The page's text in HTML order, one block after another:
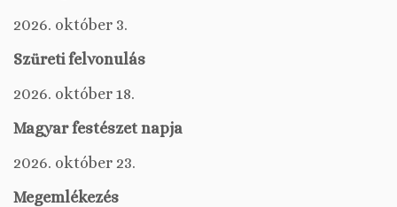
2026. október 3.
Szüreti felvonulás
2026. október 18.
Magyar festészet napja
2026. október 23.
Megemlékezés